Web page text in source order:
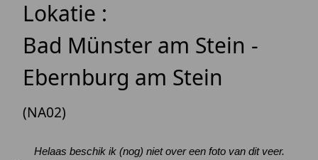
Lokatie :
Bad Münster am Stein -
Ebernburg am Stein
(NA02)
Helaas beschik ik (nog) niet over een foto van dit veer.